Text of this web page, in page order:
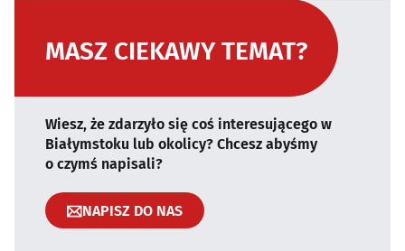
MASZ CIEKAWY TEMAT?
Wiesz, że zdarzyło się coś interesującego w
Białymstoku lub okolicy? Chcesz abyśmy
o czymś napisali?
NAPISZ DO NAS